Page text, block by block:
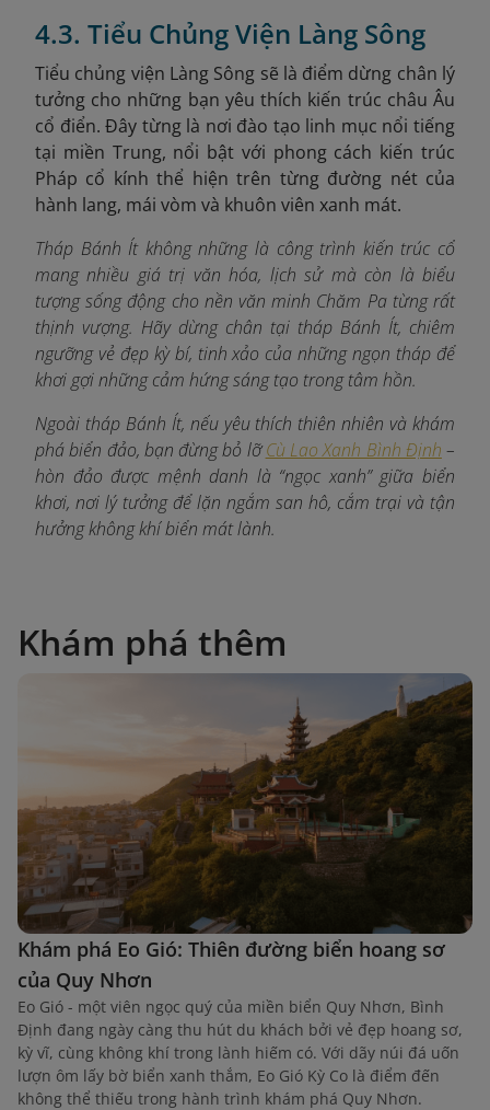
4.3. Tiểu Chủng Viện Làng Sông
Tiểu chủng viện Làng Sông sẽ là điểm dừng chân lý
tưởng cho những bạn yêu thích kiến trúc châu Âu
cổ điển. Đây từng là nơi đào tạo linh mục nổi tiếng
tại miền Trung, nổi bật với phong cách kiến trúc
Pháp cổ kính thể hiện trên từng đường nét của
hành lang, mái vòm và khuôn viên xanh mát.
Tháp Bánh Ít không những là công trình kiến trúc cổ
mang nhiều giá trị văn hóa, lịch sử mà còn là biểu
tượng sống động cho nền văn minh Chăm Pa từng rất
thịnh vượng. Hãy dừng chân tại tháp Bánh Ít, chiêm
ngưỡng vẻ đẹp kỳ bí, tinh xảo của những ngọn tháp để
khơi gợi những cảm hứng sáng tạo trong tâm hồn.
Ngoài tháp Bánh Ít, nếu yêu thích thiên nhiên và khám
phá biển đảo, bạn đừng bỏ lỡCù Lao Xanh Bình Định –
hòn đảo được mệnh danh là “ngọc xanh” giữa biển
khơi, nơi lý tưởng để lặn ngắm san hô, cắm trại và tận
hưởng không khí biển mát lành.
Khám phá thêm
Khám phá Eo Gió: Thiên đường biển hoang sơ
của Quy Nhơn
Eo Gió - một viên ngọc quý của miền biển Quy Nhơn, Bình
Định đang ngày càng thu hút du khách bởi vẻ đẹp hoang sơ,
kỳ vĩ, cùng không khí trong lành hiếm có. Với dãy núi đá uốn
lượn ôm lấy bờ biển xanh thắm, Eo Gió Kỳ Co là điểm đến
không thể thiếu trong hành trình khám phá Quy Nhơn.